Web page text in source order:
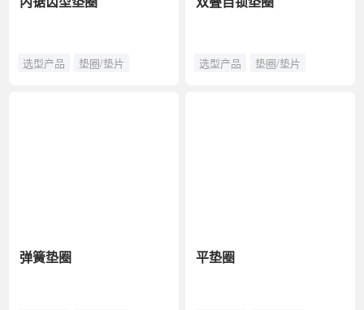
选型产品 垫圈/垫片
弹簧垫圈
选型产品 垫圈/垫片
平垫圈